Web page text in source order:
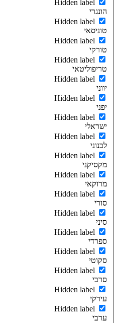
Hidden label
הונגרי
Hidden label
טוניסאי
Hidden label
טורקי
Hidden label
טריפוליטאי
Hidden label
יווני
Hidden label
יפני
Hidden label
ישראלי
Hidden label
לבנוני
Hidden label
מקסיקני
Hidden label
מרוקאי
Hidden label
סורי
Hidden label
סיני
Hidden label
ספרדי
Hidden label
סקוטי
Hidden label
סרבי
Hidden label
עירקי
Hidden label
ערבי